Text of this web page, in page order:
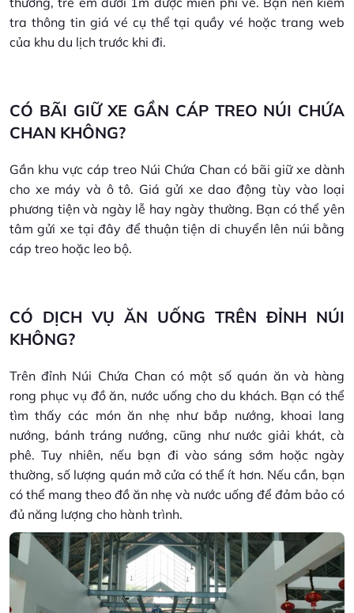
tra thông tin giá vé cụ thể tại quầy vé hoặc trang web
của khu du lịch trước khi đi.
CÓ BÃI GIỮ XE GẦN CÁP TREO NÚI CHỨA
CHAN KHÔNG?
Gần khu vực cáp treo Núi Chứa Chan có bãi giữ xe dành
cho xe máy và ô tô. Giá gửi xe dao động tùy vào loại
phương tiện và ngày lễ hay ngày thường. Bạn có thể yên
tâm gửi xe tại đây để thuận tiện di chuyển lên núi bằng
cáp treo hoặc leo bộ.
CÓ DỊCH VỤ ĂN UỐNG TRÊN ĐỈNH NÚI
KHÔNG?
Trên đỉnh Núi Chứa Chan có một số quán ăn và hàng
rong phục vụ đồ ăn, nước uống cho du khách. Bạn có thể
tìm thấy các món ăn nhẹ như bắp nướng, khoai lang
nướng, bánh tráng nướng, cũng như nước giải khát, cà
phê. Tuy nhiên, nếu bạn đi vào sáng sớm hoặc ngày
thường, số lượng quán mở cửa có thể ít hơn. Nếu cần, bạn
có thể mang theo đồ ăn nhẹ và nước uống để đảm bảo có
đủ năng lượng cho hành trình.